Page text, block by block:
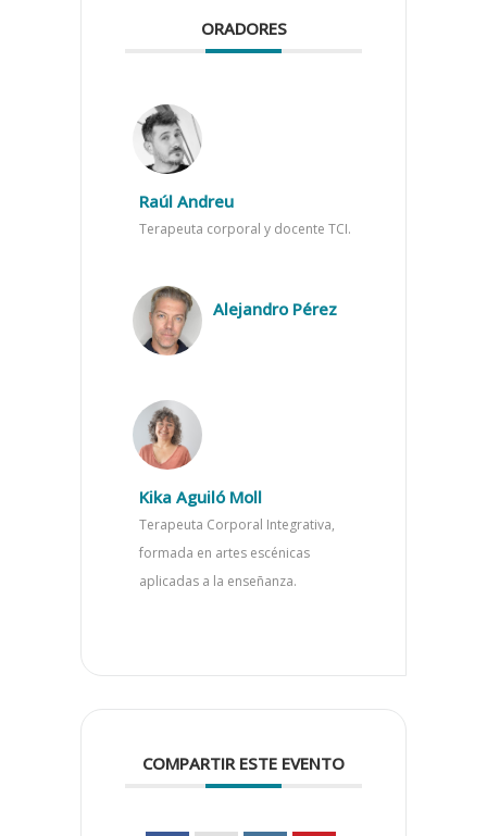
ORADORES
Raúl Andreu
Terapeuta corporal y docente TCI.
Alejandro Pérez
Kika Aguiló Moll
Terapeuta Corporal Integrativa,
formada en artes escénicas
aplicadas a la enseñanza.
COMPARTIR ESTE EVENTO